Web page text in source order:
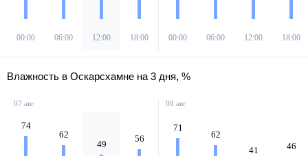
00:00 06:00 12:00 18:00 00:00 06:00 12:00 18:00
Влажность в Оскарсхамне на 3 дня, %
07 авг
74
62
49
56
08 авг
71
62
41 46